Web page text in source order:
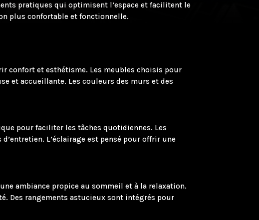
pratiques qui optimisent l’espace et facilitent le
plus confortable et fonctionnelle.
confort et esthétisme. Les meubles choisis pour
et accueillante. Les couleurs des murs et des
pour faciliter les tâches quotidiennes. Les
L’éclairage est pensé pour offrir une
ambiance propice au sommeil et à la relaxation.
Des rangements astucieux sont intégrés pour